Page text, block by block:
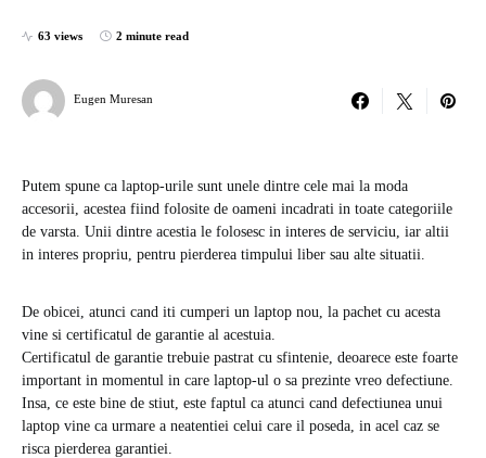
63 views 2 minute read
Eugen Muresan
Putem spune ca laptop-urile sunt unele dintre cele mai la moda
accesorii, acestea fiind folosite de oameni incadrati in toate categoriile
de varsta. Unii dintre acestia le folosesc in interes de serviciu, iar altii
in interes propriu, pentru pierderea timpului liber sau alte situatii.
De obicei, atunci cand iti cumperi un laptop nou, la pachet cu acesta
vine si certificatul de garantie al acestuia.
Certificatul de garantie trebuie pastrat cu sfintenie, deoarece este foarte
important in momentul in care laptop-ul o sa prezinte vreo defectiune.
Insa, ce este bine de stiut, este faptul ca atunci cand defectiunea unui
laptop vine ca urmare a neatentiei celui care il poseda, in acel caz se
risca pierderea garantiei.